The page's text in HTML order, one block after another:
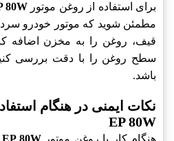
برای استفاده از روغن موتور 80W
مطمئن شوید که موتور خودرو
قیف، روغن را به مخزن اضافه
سطح روغن را با دقت بررسی کنید
باشد.
EP 80W